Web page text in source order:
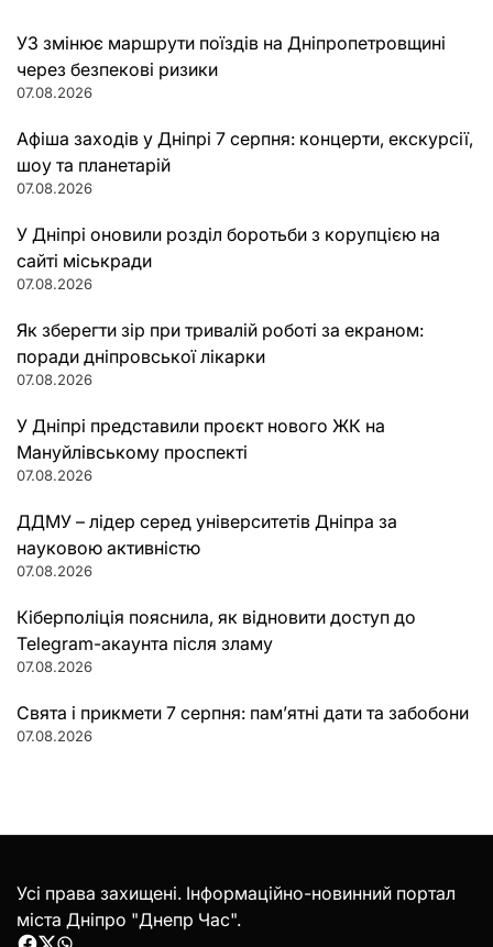
УЗ змінює маршрути поїздів на Дніпропетровщині
через безпекові ризики
07.08.2026
Афіша заходів у Дніпрі 7 серпня: концерти, екскурсії,
шоу та планетарій
07.08.2026
У Дніпрі оновили розділ боротьби з корупцією на
сайті міськради
07.08.2026
Як зберегти зір при тривалій роботі за екраном:
поради дніпровської лікарки
07.08.2026
У Дніпрі представили проєкт нового ЖК на
Мануйлівському проспекті
07.08.2026
ДДМУ – лідер серед університетів Дніпра за
науковою активністю
07.08.2026
Кіберполіція пояснила, як відновити доступ до
Telegram-акаунта після зламу
07.08.2026
Свята і прикмети 7 серпня: пам’ятні дати та забобони
07.08.2026
Усі права захищені. Інформаційно-новинний портал
міста Дніпро "Днепр Час".